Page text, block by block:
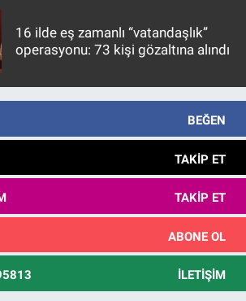
16 ilde eş zamanlı “vatandaşlık”
operasyonu: 73 kişi gözaltına alındı
BEĞEN
TAKIP ET
TAKIP ET
ABONE OL
İLETIŞIM